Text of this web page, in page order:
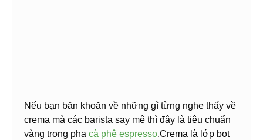
Nếu bạn băn khoăn về những gì từng nghe thấy về
crema mà các barista say mê thì đây là tiêu chuẩn
vàng trong pha cà phê espresso.Crema là lớp bọt